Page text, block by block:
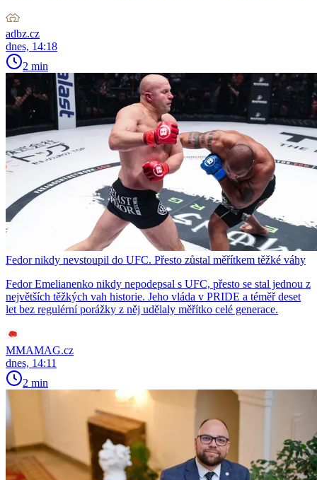
adbz.cz
dnes, 14:18
2 min
Fedor nikdy nevstoupil do UFC. Přesto zůstal měřítkem těžké váhy
Fedor Emelianenko nikdy nepodepsal s UFC, přesto se stal jednou z
největších těžkých vah historie. Jeho vláda v PRIDE a téměř deset
let bez regulérní porážky z něj udělaly měřítko celé generace.
MMAMAG.cz
dnes, 14:11
2 min